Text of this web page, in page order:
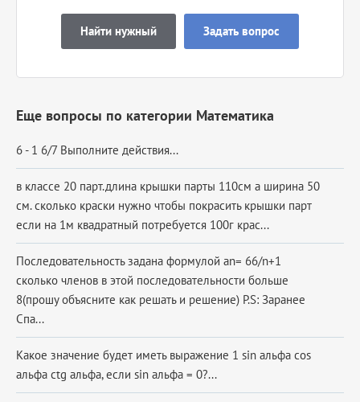
Найти нужный Задать вопрос
Еще вопросы по категории Математика
6 - 1 6/7 Выполните действия...
в классе 20 парт.длина крышки парты 110см а ширина 50
см. сколько краски нужно чтобы покрасить крышки парт
если на 1м квадратный потребуется 100г крас...
Последовательность задана формулой an= 66/n+1
сколько членов в этой последовательности больше
8(прошу объясните как решать и решение) P.S: Заранее
Спа...
Какое значение будет иметь выражение 1 sin альфа cos
альфа ctg альфа, если sin альфа = 0?...